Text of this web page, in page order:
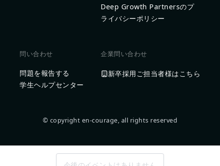
Deep Growth Partnersのプ
ライバシーポリシー
問い合わせ
問題を報告する
学生ヘルプセンター
企業問い合わせ
新卒採用ご担当者様はこちら
© copyright en-courage, all rights reserved